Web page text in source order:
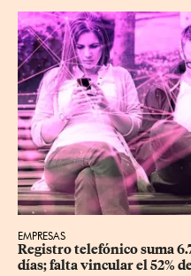
EMPRESAS
Registro telefónico suma
días; falta vincular el 52%